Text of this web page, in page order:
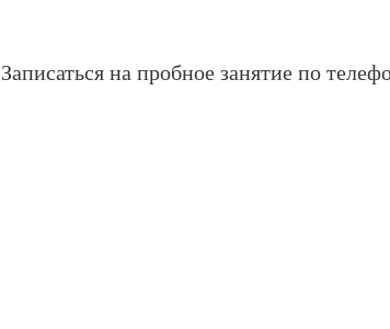
Записаться на пробное занятие по